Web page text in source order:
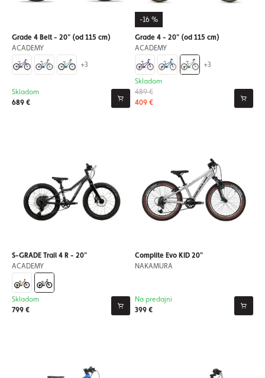
Grade 4 Belt - 20" (od 115 cm)
ACADEMY
+3
689 €
Skladom
-16 %
Grade 4 - 20" (od 115 cm)
ACADEMY
+3
489 €
409 €
Skladom
S-GRADE Trail 4 R - 20"
ACADEMY
799 €
Skladom
Complite Evo KID 20"
NAKAMURA
399 €
Na predajni